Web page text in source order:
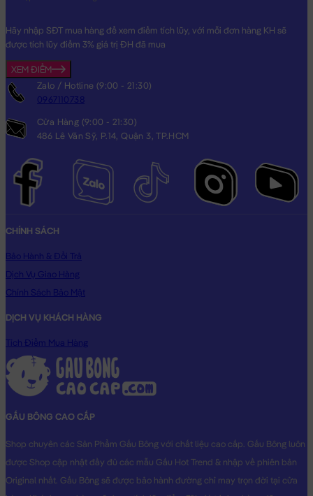
Hãy nhập SĐT mua hàng để xem điểm tích lũy, với mỗi đơn hàng KH sẽ
được tích lũy điểm 3% giá trị ĐH đã mua
XEM ĐIỂM
Zalo / Hotline (9:00 - 21:30)
0967110738
Cửa Hàng (9:00 - 21:30)
486 Lê Văn Sỹ, P.14, Quận 3, TP.HCM
CHÍNH SÁCH
Bảo Hành & Đổi Trả
Dịch Vụ Giao Hàng
Chính Sách Bảo Mật
DỊCH VỤ KHÁCH HÀNG
Tích Điểm Mua Hàng
GẤU BÔNG CAO CẤP
Shop chuyên các Sản Phẩm Gấu Bông với chất liệu cao cấp. Gấu Bông luôn
được Shop cập nhật đầy đủ các mẫu Gấu Hot Trend & nhập về phiên bản
Original nhất. Gấu Bông sẽ được bảo hành đường chỉ may trọn đời tại cửa